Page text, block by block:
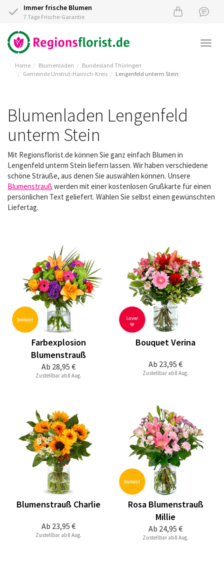
Immer frische Blumen
7 Tage Frische-Garantie
Home Blumenladen
Bundesland Thüringen
Gemeinde Unstrut-Hainich-Kreis
Lengenfeld unterm Stein
Blumenladen Lengenfeld
unterm Stein
Mit Regionsflorist.de können Sie ganz einfach Blumen in
Lengenfeld unterm Stein liefern lassen. Wir haben verschiedene
schöne Sträuße, aus denen Sie auswählen können. Unsere
Blumenstrauß werden mit einer kostenlosen Grußkarte für einen
persönlichen Text geliefert. Wählen Sie selbst einen gewünschten
Liefertag.
Ab 28,95 €
Farbexplosion
Blumenstrauß
Zustellbar ab 8 Aug.
Ab 23,95 €
Bouquet Verina
Zustellbar ab 8 Aug.
Ab 23,95 €
Blumenstrauß Charlie
Zustellbar ab 8 Aug.
Ab 24,95 €
Rosa Blumenstrauß
Millie
Zustellbar ab 8 Aug.